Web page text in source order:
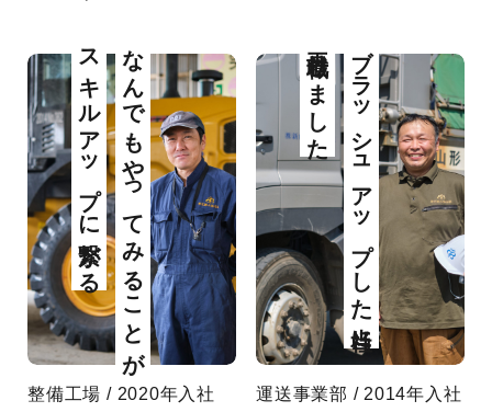
なんでもやってみることが
スキルアップに繋がる
整備工場 / 2020年入社
ブラッシュアップした当社に
再就職しました
運送事業部 / 2014年入社